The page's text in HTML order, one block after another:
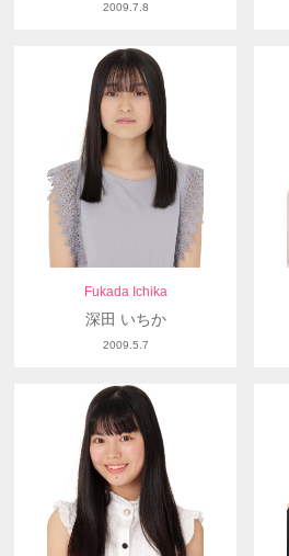
2009.7.8
Fukada Ichika
深田 いちか
2009.5.7